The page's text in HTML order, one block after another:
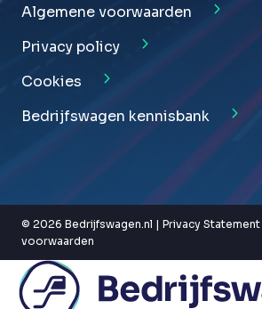
Algemene voorwaarden
Privacy policy
Cookies
Bedrijfswagen kennisbank
© 2026 Bedrijfswagen.nl | Privacy Statement
voorwaarden